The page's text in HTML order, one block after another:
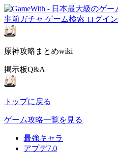
事前ガチャ ゲーム検索 ログイン
原神攻略まとめwiki
掲示板Q&A
トップに戻る
ゲーム攻略一覧を見る
最強キャラ
アプデ7.0